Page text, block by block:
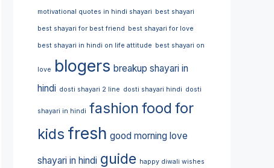
motivational quotes in hindi shayari best shayari
best shayari for best friend best shayari for love
best shayari in hindi on life attitude best shayari on
love blogers breakup shayari in
hindi dosti shayari 2 line dosti shayari hindi dosti
shayari in hindi fashion food for
kids fresh good morning love
shayari in hindi guide happy diwali wishes